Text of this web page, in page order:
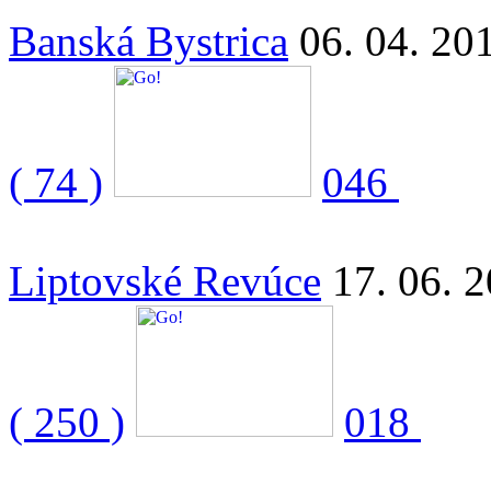
Banská Bystrica 06. 04.
( 74 ) 046
Liptovské Revúce 17. 06.
( 250 ) 018